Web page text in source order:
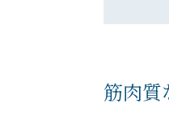
筋肉質